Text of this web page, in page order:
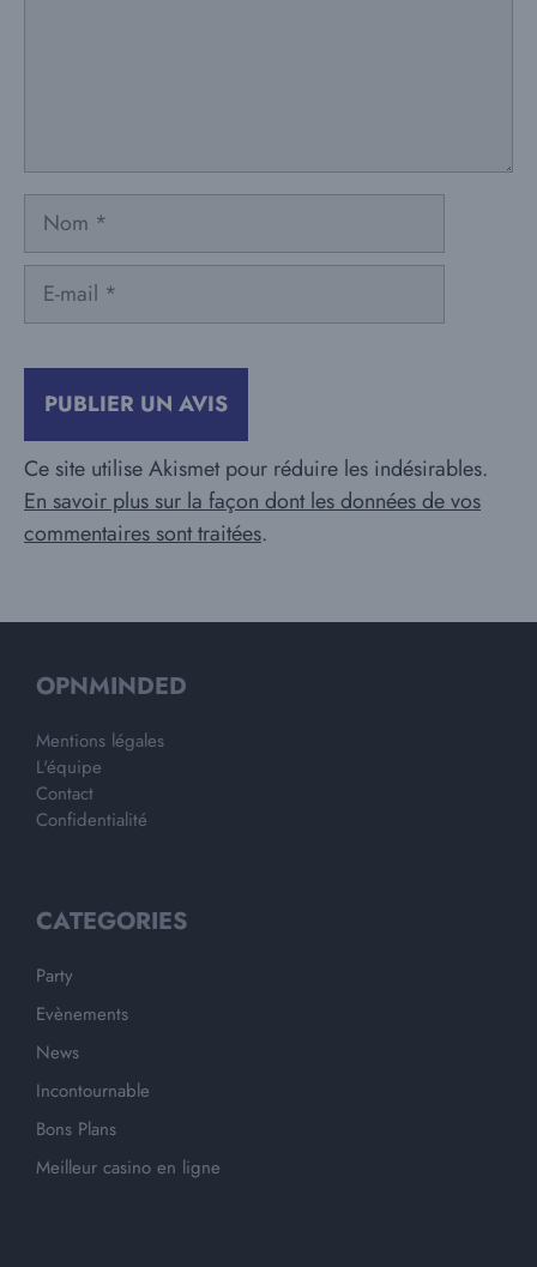
Nom
Ce site utilise Akismet pour réduire les indésirables.
En savoir plus sur la façon dont les données de vos
commentaires sont traitées.
OPNMINDED
Mentions légales
L'équipe
Contact
Confidentialité
CATEGORIES
Party
Evènements
News
Incontournable
Bons Plans
Meilleur casino en ligne